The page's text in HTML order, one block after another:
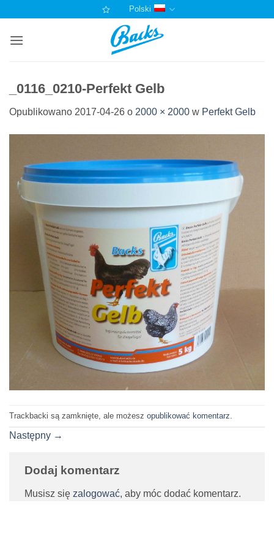
zawartości
Polski
_0116_0210-Perfekt Gelb
Opublikowano 2017-04-26 o 2000 × 2000 w Perfekt Gelb
Trackbacki są zamknięte, ale możesz opublikować komentarz
Następny →
Dodaj komentarz
Musisz się zalogować, aby móc dodać komentarz.